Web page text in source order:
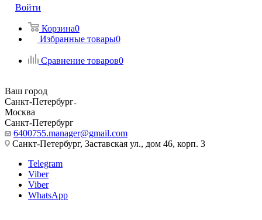
Войти
Корзина0
Избранные товары0
Сравнение товаров0
Ваш город
Санкт-Петербург
Москва
Санкт-Петербург
6400755.manager@gmail.com
Санкт-Петербург, Заставская ул., дом 46, корп. 3
Telegram
Viber
Viber
WhatsApp